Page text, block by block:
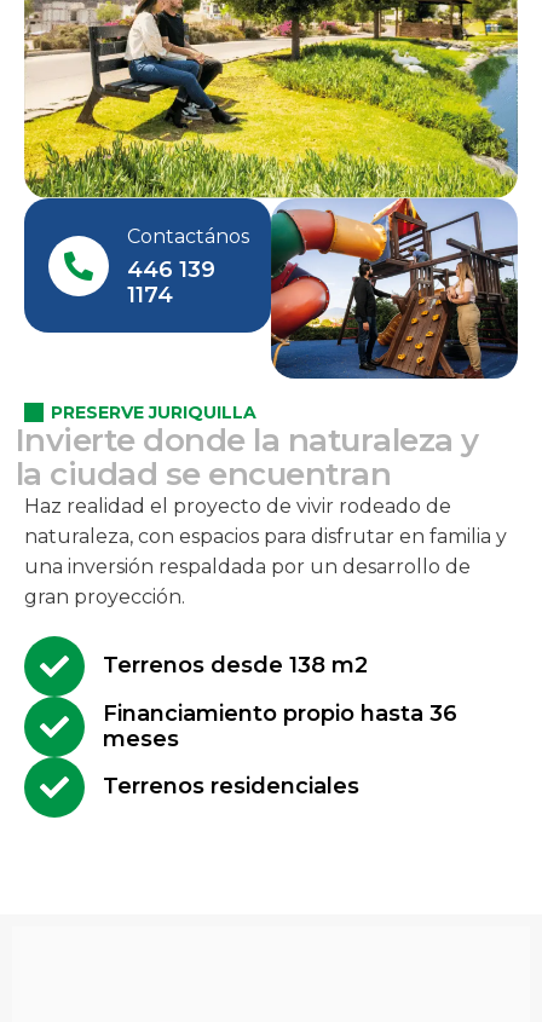
Contactános
446 139
1174
PRESERVE JURIQUILLA
Invierte donde la naturaleza y
la ciudad se encuentran
Haz realidad el proyecto de vivir rodeado de
naturaleza, con espacios para disfrutar en familia y
una inversión respaldada por un desarrollo de
gran proyección.
Terrenos desde 138 m2
Financiamiento propio hasta 36
meses
Terrenos residenciales